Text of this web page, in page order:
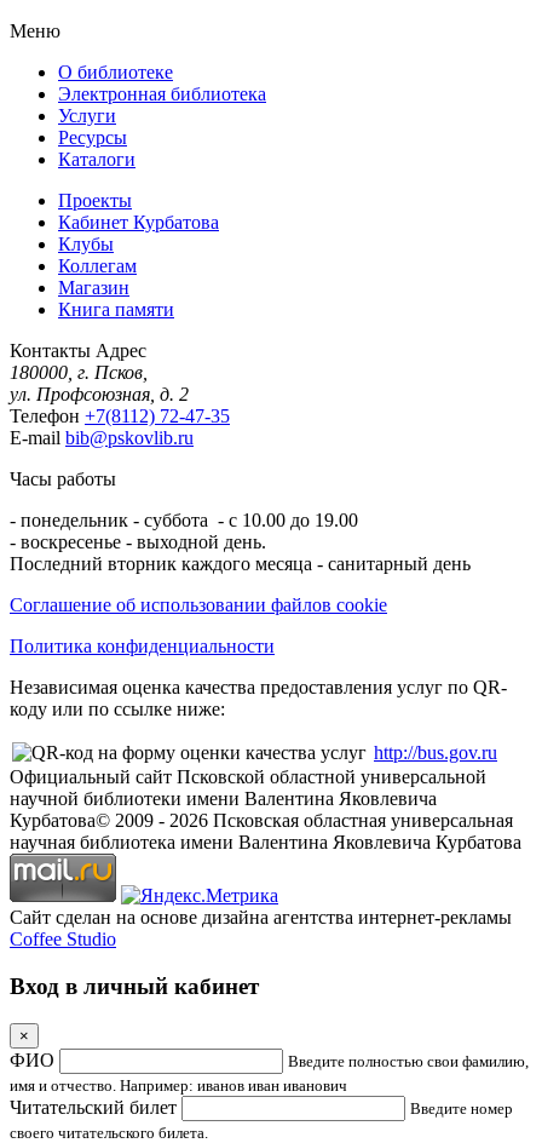
Меню
О библиотеке
Электронная библиотека
Услуги
Ресурсы
Каталоги
Проекты
Кабинет Курбатова
Клубы
Коллегам
Магазин
Книга памяти
Контакты Адрес
180000, г. Псков,
ул. Профсоюзная, д. 2
Телефон +7(8112) 72-47-35
E-mail bib@pskovlib.ru
Часы работы
- понедельник - суббота - с 10.00 до 19.00
- воскресенье - выходной день.
Последний вторник каждого месяца - санитарный день
Соглашение об использовании файлов cookie
Политика конфиденциальности
Независимая оценка качества предоставления услуг по QR-
коду или по ссылке ниже:
http://bus.gov.ru
Официальный сайт Псковской областной универсальной
научной библиотеки имени Валентина Яковлевича
Курбатова© 2009 - 2026 Псковская областная универсальная
научная библиотека имени Валентина Яковлевича Курбатова
Сайт сделан на основе дизайна агентства интернет-рекламы
Coffee Studio
Вход в личный кабинет
×
ФИО
Введите полностью свои фамилию,
имя и отчество. Например: иванов иван иванович
Читательский билет
Введите номер
своего читательского билета.